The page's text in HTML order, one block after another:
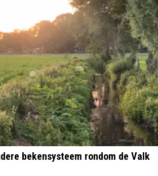
bekensysteem rondom de Valk